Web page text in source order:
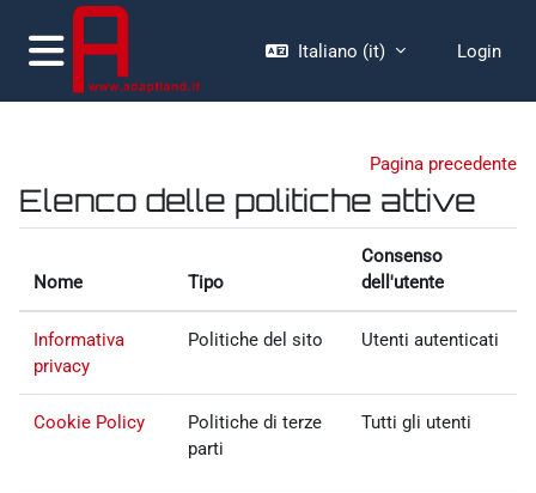
Vai al contenuto principale
Pannello laterale
Italiano ‎(it)‎ Login
Pagina precedente
Elenco delle politiche attive
Nome Tipo
Consenso
dell'utente
Informativa
privacy
Politiche del sito Utenti autenticati
Cookie Policy
Politiche di terze
parti
Tutti gli utenti